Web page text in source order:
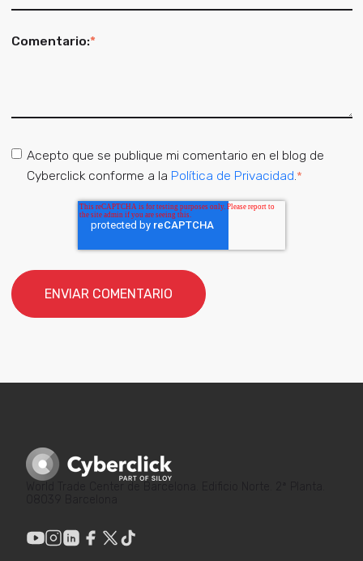
Comentario:*
Acepto que se publique mi comentario en el blog de
Cyberclick conforme a la Política de Privacidad *